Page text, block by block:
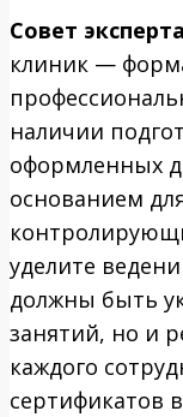
Совет
клиник —
наличии
оформленных
основанием
уделите
должны быть
занятий, но и
каждого
сертификатов